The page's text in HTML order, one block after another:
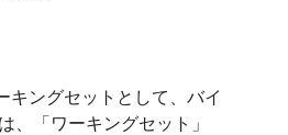
キングセットとして、バイ
、「ワーキングセット」